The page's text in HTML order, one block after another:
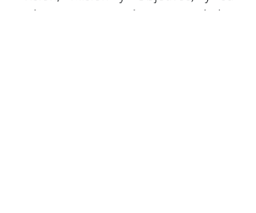
relación con las actividades